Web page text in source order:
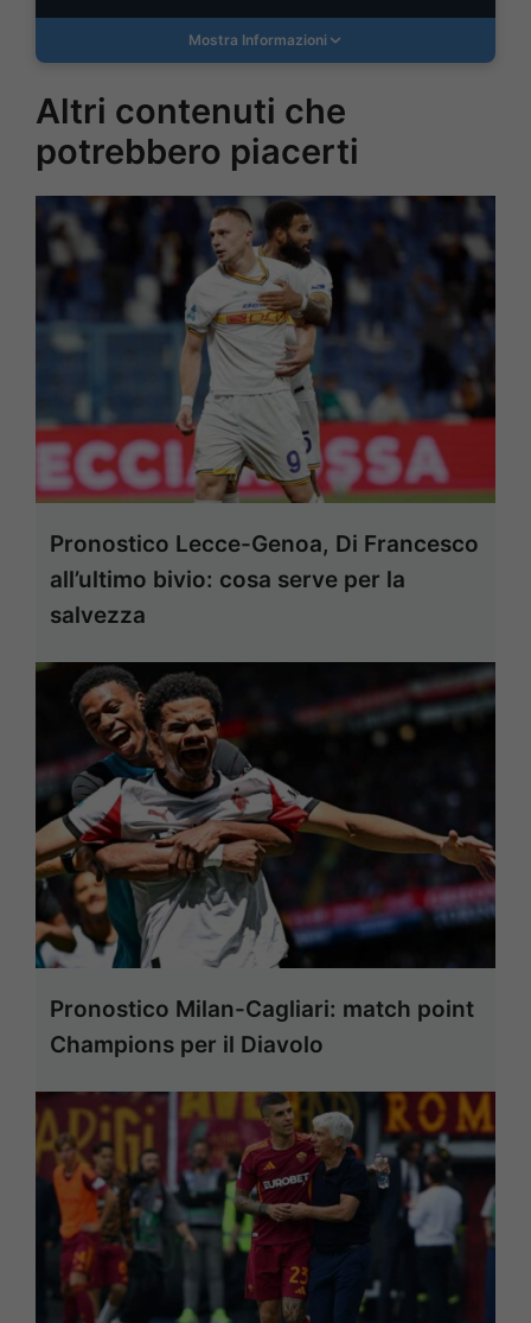
Mostra Informazioni
Altri contenuti che
potrebbero piacerti
Pronostico Lecce-Genoa, Di Francesco
all’ultimo bivio: cosa serve per la
salvezza
Pronostico Milan-Cagliari: match point
Champions per il Diavolo